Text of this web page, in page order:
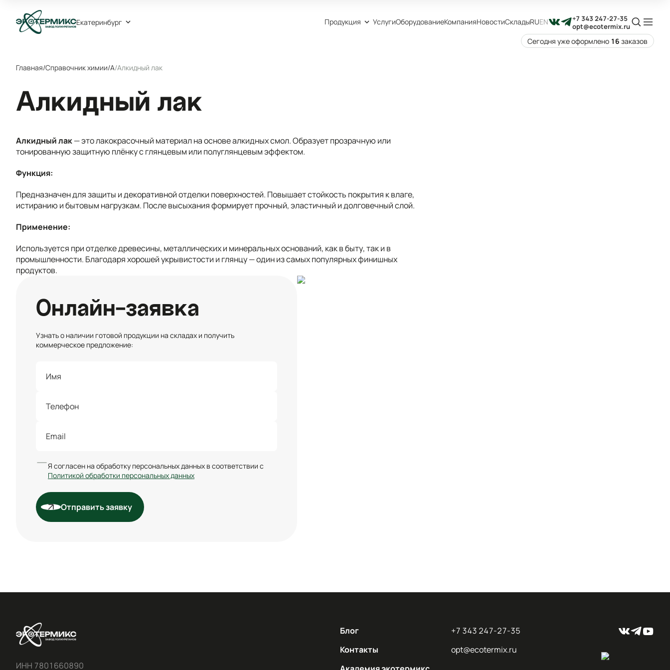
Екатеринбург Продукция УслугиОборудованиеКомпанияНовостиСкладыRUEN
+7 343 247-27-35
opt@ecotermix.ru
Сегодня уже оформлено 16 заказов
Главная/Справочник химии/А/Алкидный лак
Алкидный лак
Алкидный лак— это лакокрасочный материал на основе алкидных смол. Образует прозрачную или
тонированную защитную плёнку с глянцевым или полуглянцевым эффектом.
Функция:
Предназначен для защиты и декоративной отделки поверхностей. Повышает стойкость покрытия к влаге,
истиранию и бытовым нагрузкам. После высыхания формирует прочный, эластичный и долговечный слой.
Применение:
Используется при отделке древесины, металлических и минеральных оснований, как в быту, так и в
промышленности. Благодаря хорошей укрывистости и глянцу — один из самых популярных финишных
продуктов.
Онлайн-заявка
Узнать о наличии готовой продукции на складах и получить
коммерческое предложение:
Я согласен на обработку персональных данных в соответствии с
Политикой обработки персональных данных
Отправить заявку
ИНН 7801660890
Блог
Контакты
+7 343 247-27-35
opt@ecotermix.ru